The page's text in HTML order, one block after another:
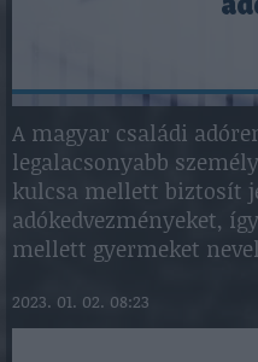
A magyar családi
legalacsonyabb
kulcsa mellett biztosít
adókedvezményeket,
mellett gyermeket
2023. 01. 02. 08:23